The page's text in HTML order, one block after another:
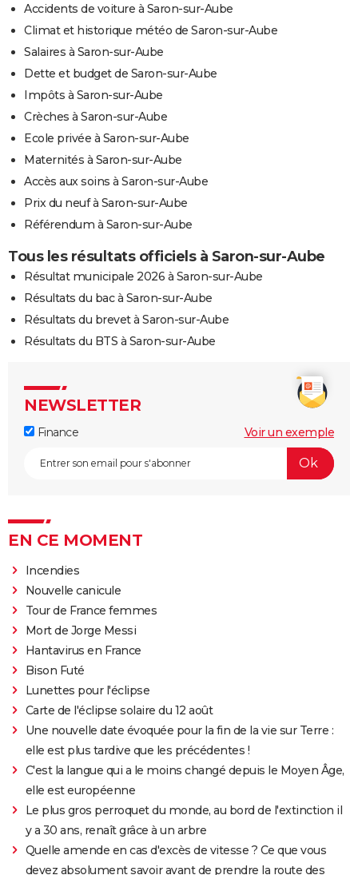
Accidents de voiture à Saron-sur-Aube
Climat et historique météo de Saron-sur-Aube
Salaires à Saron-sur-Aube
Dette et budget de Saron-sur-Aube
Impôts à Saron-sur-Aube
Crèches à Saron-sur-Aube
Ecole privée à Saron-sur-Aube
Maternités à Saron-sur-Aube
Accès aux soins à Saron-sur-Aube
Prix du neuf à Saron-sur-Aube
Référendum à Saron-sur-Aube
Tous les résultats officiels à Saron-sur-Aube
Résultat municipale 2026 à Saron-sur-Aube
Résultats du bac à Saron-sur-Aube
Résultats du brevet à Saron-sur-Aube
Résultats du BTS à Saron-sur-Aube
NEWSLETTER
Finance Voir un exemple
EN CE MOMENT
Incendies
Nouvelle canicule
Tour de France femmes
Mort de Jorge Messi
Hantavirus en France
Bison Futé
Lunettes pour l'éclipse
Carte de l'éclipse solaire du 12 août
Une nouvelle date évoquée pour la fin de la vie sur Terre :
elle est plus tardive que les précédentes !
C'est la langue qui a le moins changé depuis le Moyen Âge,
elle est européenne
Le plus gros perroquet du monde, au bord de l'extinction il
y a 30 ans, renaît grâce à un arbre
Quelle amende en cas d'excès de vitesse ? Ce que vous
devez absolument savoir avant de prendre la route des